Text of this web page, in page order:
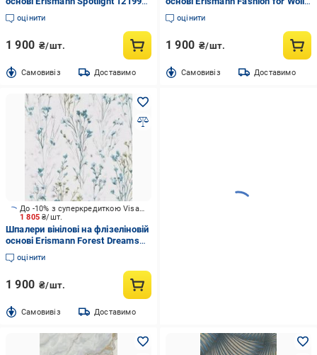
37 1,06x10,05 м
оцінити
1 900 ₴/шт.
Cамовивіз Доставимо
5 12257-18 1,06x10,05 м
оцінити
1 900 ₴/шт.
Cамовивіз Доставимо
1 805₴/шт.
До -10% з суперкредиткою Visa Вигода
Шпалери вінілові на флізеліновій
основі Erismann Forest Dreams
12268-18 1,06x10,05 м
оцінити
1 900 ₴/шт.
Cамовивіз Доставимо